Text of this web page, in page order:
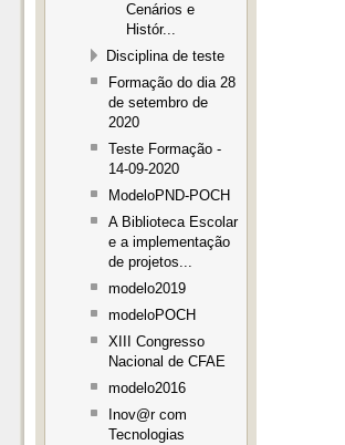
Cenários e
Histór...
Disciplina de teste
Formação do dia 28
de setembro de
2020
Teste Formação -
14-09-2020
ModeloPND-POCH
A Biblioteca Escolar
e a implementação
de projetos...
modelo2019
modeloPOCH
XIII Congresso
Nacional de CFAE
modelo2016
Inov@r com
Tecnologias